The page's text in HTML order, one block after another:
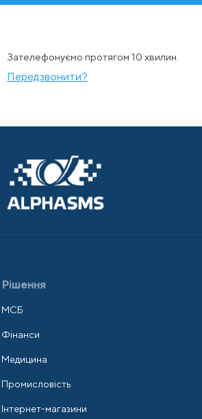
Зателефонуємо протягом 10 хвилин.
Передзвонити?
Рішення
МСБ
Фінанси
Медицина
Промисловість
Інтернет-магазини